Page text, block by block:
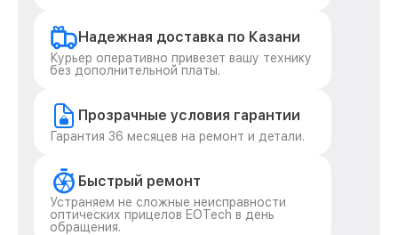
Надежная доставка по Казани
Курьер оперативно привезет вашу технику
без дополнительной платы.
Прозрачные условия гарантии
Гарантия 36 месяцев на ремонт и детали.
Быстрый ремонт
Устраняем не сложные неисправности
оптических прицелов EOTech в день
обращения.